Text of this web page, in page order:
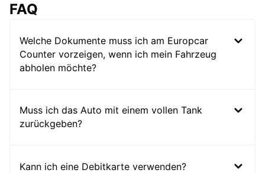
FAQ
Welche Dokumente muss ich am Europcar
Counter vorzeigen, wenn ich mein Fahrzeug
abholen möchte?
Muss ich das Auto mit einem vollen Tank
zurückgeben?
Kann ich eine Debitkarte verwenden?